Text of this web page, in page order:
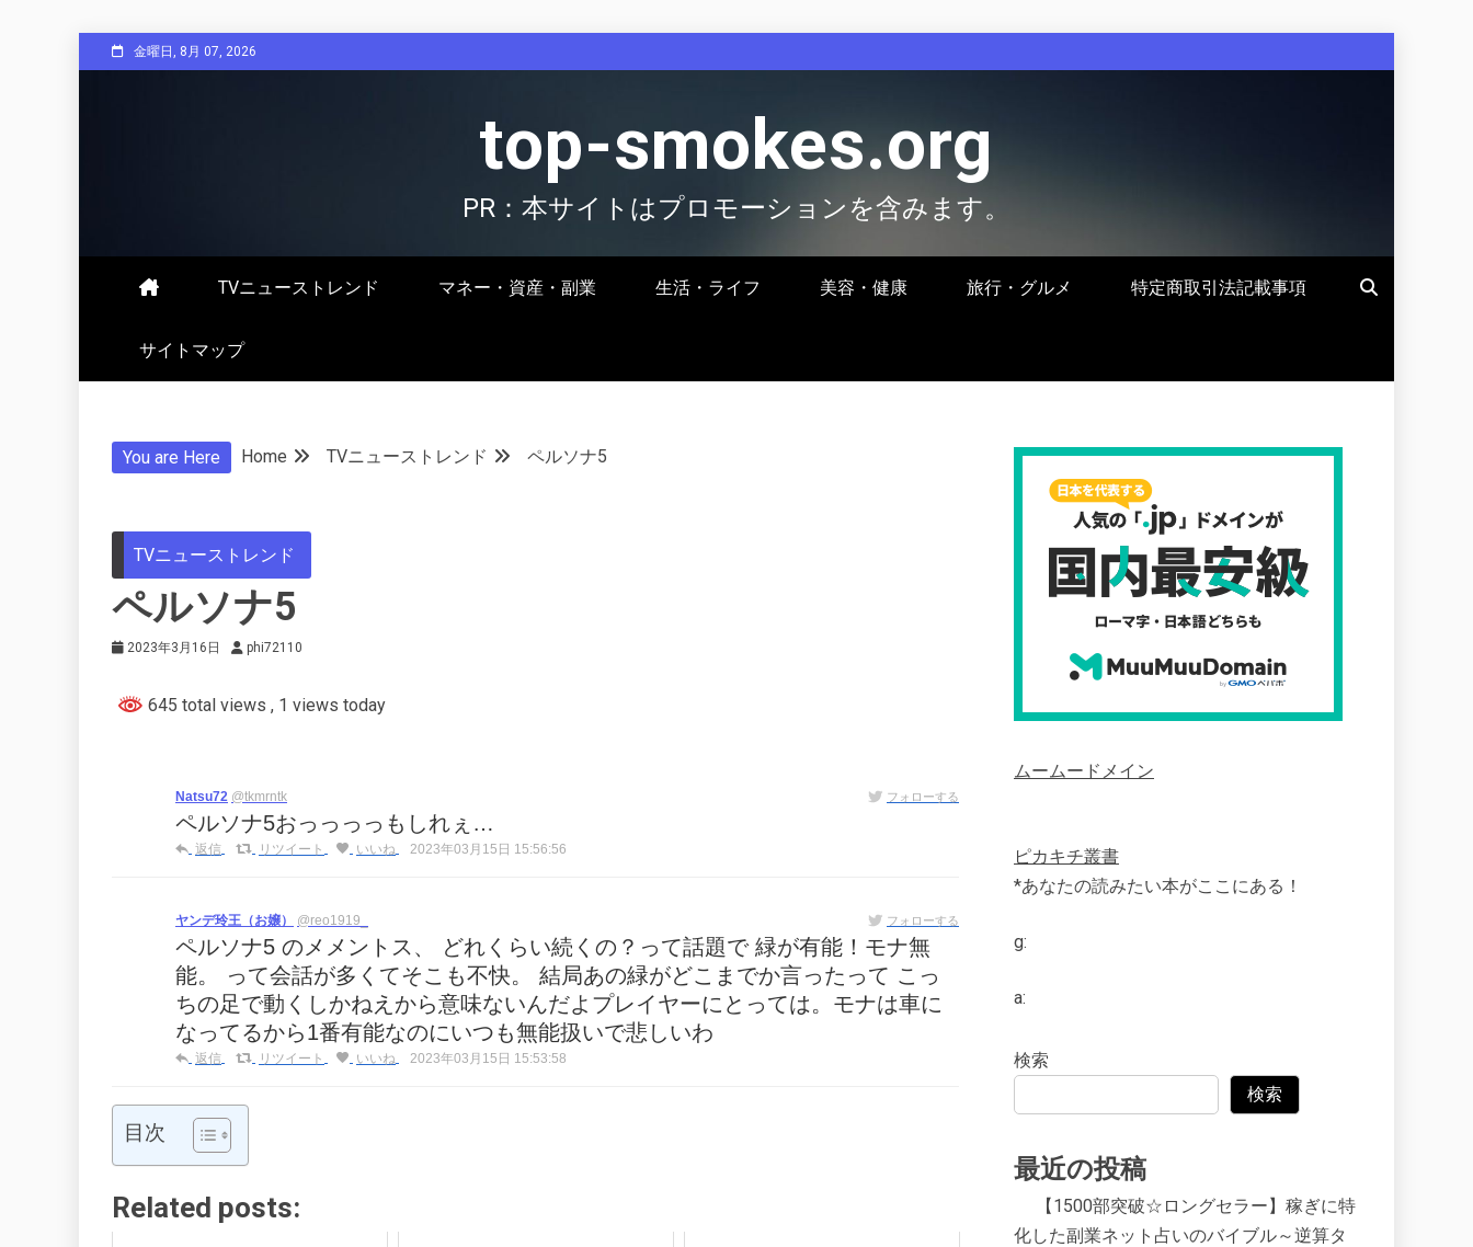
to
金曜日, 8月 07, 2026
top-smokes.org
PR：本サイトはプロモーションを含みます。
TVニューストレンド マネー・資産・副業 生活・ライフ 美容・健康 旅行・グルメ 特定商取引法記載事項
サイトマップ
You are Here Home TVニューストレンド ペルソナ5
TVニューストレンド
ペルソナ5
2023年3月16日 phi72110
645 total views , 1 views today
Natsu72 @tkmrntk フォローする
ペルソナ5おっっっっもしれぇ…
返信 リツイート いいね 2023年03月15日 15:56:56
ヤンデ玲王（お嬢） @reo1919_ フォローする
ペルソナ5 のメメントス、 どれくらい続くの？って話題で 緑が有能！モナ無
能。 って会話が多くてそこも不快。 結局あの緑がどこまでか言ったって こっ
ちの足で動くしかねえから意味ないんだよプレイヤーにとっては。モナは車に
なってるから1番有能なのにいつも無能扱いで悲しいわ
返信 リツイート いいね 2023年03月15日 15:53:58
目次
Related posts:
ムームードメイン
ピカキチ叢書
*あなたの読みたい本がここにある！
g:
a:
検索
検索
最近の投稿
【1500部突破☆ロングセラー】稼ぎに特
化した副業ネット占いのバイブル～逆算タ